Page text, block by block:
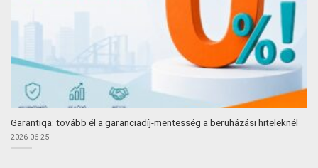
Garantiqa: tovább él a garanciadíj-mentesség a beruházási hiteleknél
2026-06-25